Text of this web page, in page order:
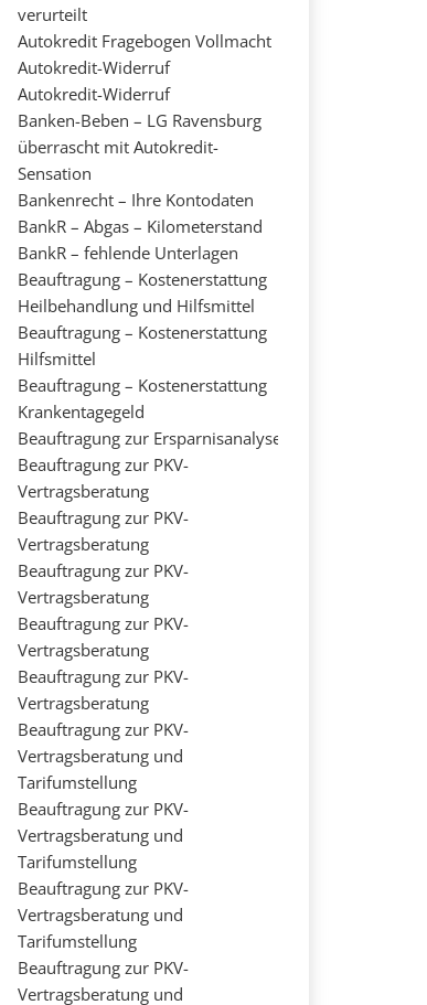
verurteilt
Autokredit Fragebogen Vollmacht
Autokredit-Widerruf
Autokredit-Widerruf
Banken-Beben – LG Ravensburg
überrascht mit Autokredit-
Sensation
Bankenrecht – Ihre Kontodaten
BankR – Abgas – Kilometerstand
BankR – fehlende Unterlagen
Beauftragung – Kostenerstattung
Heilbehandlung und Hilfsmittel
Beauftragung – Kostenerstattung
Hilfsmittel
Beauftragung – Kostenerstattung
Krankentagegeld
Beauftragung zur Ersparnisanalyse
Beauftragung zur PKV-
Vertragsberatung
Beauftragung zur PKV-
Vertragsberatung
Beauftragung zur PKV-
Vertragsberatung
Beauftragung zur PKV-
Vertragsberatung
Beauftragung zur PKV-
Vertragsberatung
Beauftragung zur PKV-
Vertragsberatung und
Tarifumstellung
Beauftragung zur PKV-
Vertragsberatung und
Tarifumstellung
Beauftragung zur PKV-
Vertragsberatung und
Tarifumstellung
Beauftragung zur PKV-
Vertragsberatung und